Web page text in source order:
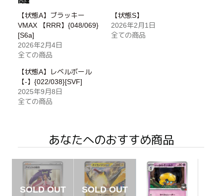
【状態A】ブラッキー
VMAX 【RRR】{048/069}
[S6a]
2026年2月4日
全ての商品
【状態S】
2026年2月1日
全ての商品
【状態A】レベルボール
【-】{022/038}[SVF]
2025年9月8日
全ての商品
あなたへのおすすめ商品